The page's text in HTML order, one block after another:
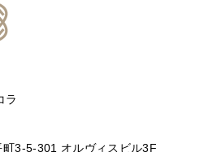
ラ
3-5-301 オルヴィスビル3F